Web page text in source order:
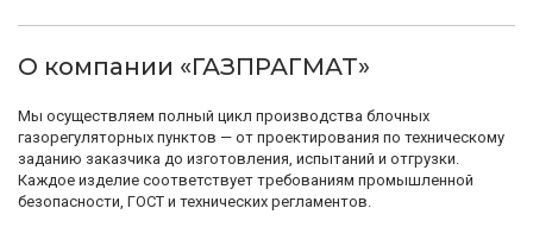
О компании «ГАЗПРАГМАТ»
Мы осуществляем полный цикл производства блочных
газорегуляторных пунктов — от проектирования по техническому
заданию заказчика до изготовления, испытаний и отгрузки.
Каждое изделие соответствует требованиям промышленной
безопасности, ГОСТ и технических регламентов.